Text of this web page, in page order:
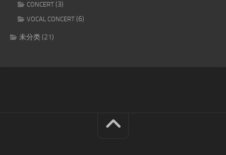
CONCERT (3)
VOCAL CONCERT (6)
未分类(21)